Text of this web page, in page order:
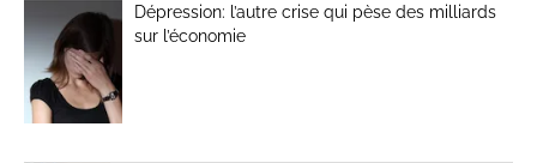
Dépression: l’autre crise qui pèse des milliards
sur l’économie